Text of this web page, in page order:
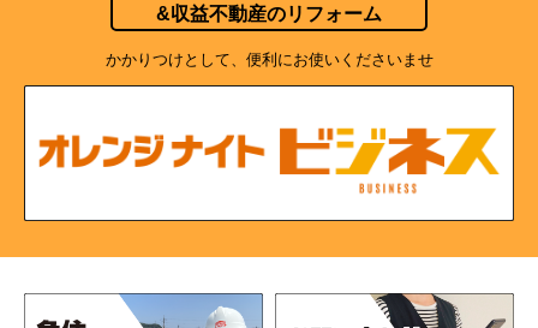
&収益不動産のリフォーム
かかりつけとして、便利にお使いくださいませ